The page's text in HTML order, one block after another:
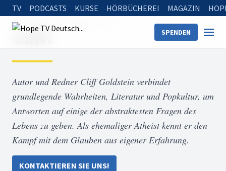
TV PODCASTS KURSE HÖRBÜCHEREI MAGAZIN
SPENDEN
Startseite
Cliff!
Autor und Redner Cliff Goldstein verbindet
grundlegende Wahrheiten, Literatur und Popkultur, um
Antworten auf einige der abstraktesten Fragen des
Lebens zu geben. Als ehemaliger Atheist kennt er den
Kampf mit dem Glauben aus eigener Erfahrung.
KONTAKTIEREN SIE UNS!